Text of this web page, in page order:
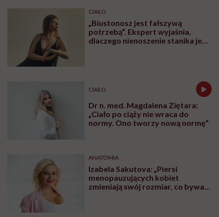
CIAŁO
„Biustonosz jest fałszywą
potrzebą”. Ekspert wyjaśnia,
dlaczego nienoszenie stanika jest
CIAŁO
Dr n. med. Magdalena Ziętara:
„Ciało po ciąży nie wraca do
normy. Ono tworzy nową normę”
ANATOMIA
Izabela Sakutova: „Piersi
menopauzujących kobiet
zmieniają swój rozmiar, co bywa